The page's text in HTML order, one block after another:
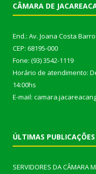
CÂMARA DE
End.: Av. Joana Costa
CEP: 68195-000
Fone: (93) 3542-1119
Horário de atendimento:
14:00hs
E-mail:
ÚLTIMAS PUBLICAÇÕES
SERVIDORES DA CÂMARA